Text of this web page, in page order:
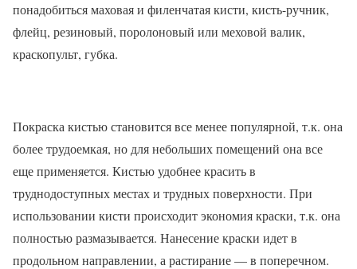
понадобиться маховая и филенчатая кисти, кисть-ручник,
флейц, резиновый, поролоновый или меховой валик,
краскопульт, губка.
Покраска кистью становится все менее популярной, т.к. она
более трудоемкая, но для небольших помещений она все
еще применяется. Кистью удобнее красить в
труднодоступных местах и трудных поверхности. При
использовании кисти происходит экономия краски, т.к. она
полностью размазывается. Нанесение краски идет в
продольном направлении, а растирание — в поперечном.